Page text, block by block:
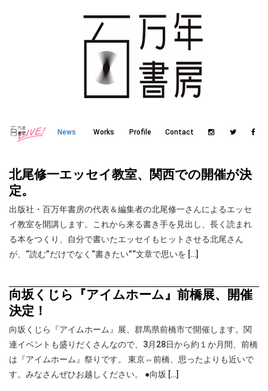
News Works Profile Contact
北尾修一エッセイ教室、関西での開催が決
定。
出版社・百万年書房の代表＆編集者の北尾修一さんによるエッセ
イ教室を開講します。これから来る書き手を見出し、長く読まれ
る本をつくり、自分で書いたエッセイもヒットさせる北尾さん
が、“読む”だけでなく“書きたい”“文章で思いを […]
向坂くじら『アイムホーム』前橋展、開催
決定！
向坂くじら『アイムホーム』展、群馬県前橋市で開催します。関
連イベントも盛りだくさんなので、3月28日から約１か月間、前橋
は『アイムホーム』祭りです。 東京⇔前橋、思ったよりも近いで
す。みなさんぜひお越しください。 ●向坂 […]